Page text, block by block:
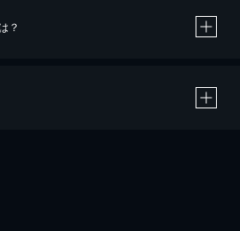
ットカード決済による作品の購入 / レンタルです。
？